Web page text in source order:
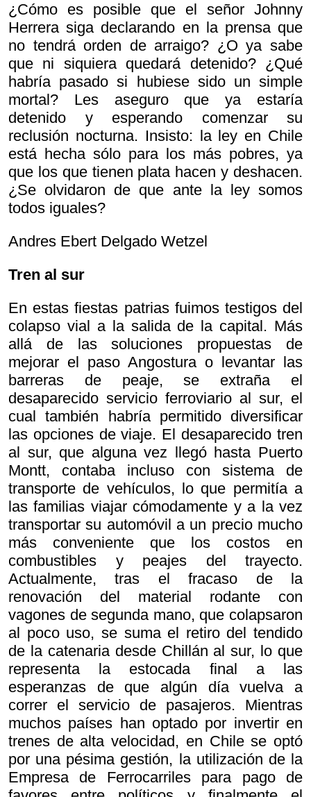
¿Cómo es posible que el señor Johnny
Herrera siga declarando en la prensa que
no tendrá orden de arraigo? ¿O ya sabe
que ni siquiera quedará detenido? ¿Qué
habría pasado si hubiese sido un simple
mortal? Les aseguro que ya estaría
detenido y esperando comenzar su
reclusión nocturna. Insisto: la ley en Chile
está hecha sólo para los más pobres, ya
que los que tienen plata hacen y deshacen.
¿Se olvidaron de que ante la ley somos
todos iguales?
Andres Ebert Delgado Wetzel
Tren al sur
En estas fiestas patrias fuimos testigos del
colapso vial a la salida de la capital. Más
allá de las soluciones propuestas de
mejorar el paso Angostura o levantar las
barreras de peaje, se extraña el
desaparecido servicio ferroviario al sur, el
cual también habría permitido diversificar
las opciones de viaje. El desaparecido tren
al sur, que alguna vez llegó hasta Puerto
Montt, contaba incluso con sistema de
transporte de vehículos, lo que permitía a
las familias viajar cómodamente y a la vez
transportar su automóvil a un precio mucho
más conveniente que los costos en
combustibles y peajes del trayecto.
Actualmente, tras el fracaso de la
renovación del material rodante con
vagones de segunda mano, que colapsaron
al poco uso, se suma el retiro del tendido
de la catenaria desde Chillán al sur, lo que
representa la estocada final a las
esperanzas de que algún día vuelva a
correr el servicio de pasajeros. Mientras
muchos países han optado por invertir en
trenes de alta velocidad, en Chile se optó
por una pésima gestión, la utilización de la
Empresa de Ferrocarriles para pago de